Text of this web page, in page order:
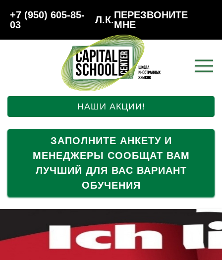
+7 (950) 605-85-
03
Л.К.ПЕРЕЗВОНИТЕ
МНЕ
НАШИ АКЦИИ!
ЗАПОЛНИТЕ АНКЕТУ И
МЕНЕДЖЕРЫ СООБЩАТ ВАМ
ЛУЧШИЙ ДЛЯ ВАС ВАРИАНТ
ОБУЧЕНИЯ